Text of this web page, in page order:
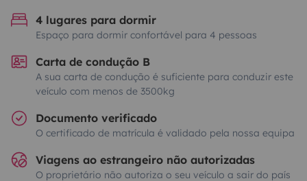
4 lugares para dormir
Espaço para dormir confortável para 4 pessoas
Carta de condução B
A sua carta de condução é suficiente para conduzir este
veículo com menos de 3500kg
Documento verificado
O certificado de matrícula é validado pela nossa equipa
Viagens ao estrangeiro não autorizadas
O proprietário não autoriza o seu veículo a sair do país